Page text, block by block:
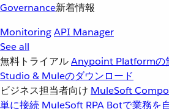
Governance新着情報
MonitoringAPI Manager
See all
無料トライアルAnypoint Platformの
Studio & Muleのダウンロード
ビジネス担当者向け MuleSoft
単に接続 MuleSoft RPA Botで業務を